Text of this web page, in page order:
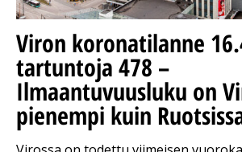
Viron koronatilanne
tartuntoja 478 –
Ilmaantuvuusluku on
pienempi kuin